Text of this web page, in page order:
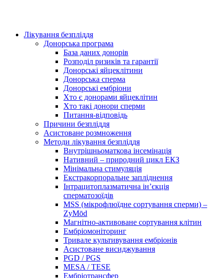
Лікування безпліддя
Донорська програма
База даних донорів
Розподіл ризиків та гарантії
Донорські яйцеклітини
Донорська сперма
Донорські ембріони
Хто є донорами яйцеклітин
Хто такі донори сперми
Питання-відповідь
Причини безпліддя
Асистоване розмноження
Методи лікування безпліддя
Внутрішньоматкова інсемінація
Нативний – природний цикл ЕКЗ
Мінімальна стимуляція
Екстракорпоральне запліднення
Інтрацитоплазматична ін’єкція
сперматозоїдів
MSS (мікрофлюїдне сортування сперми) –
ZyMōd
Магнітно-активоване сортування клітин
Ембріомоніторинг
Тривале культивування ембріонів
Асистоване висиджування
PGD / PGS
MESA / TESE
Ембріотрансфер